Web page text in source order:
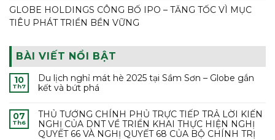
GLOBE HOLDINGS CÔNG BỐ IPO – TĂNG TỐC VÌ MỤC
TIÊU PHÁT TRIỂN BỀN VỮNG
BÀI VIẾT NỔI BẬT
10
Th7
Du lịch nghỉ mát hè 2025 tại Sầm Sơn – Globe gắn
kết và bứt phá
07
Th6
THỦ TƯỚNG CHÍNH PHỦ TRỰC TIẾP TRẢ LỜI KIẾN
NGHỊ CỦA DNT VỀ TRIỂN KHAI THỰC HIỆN NGHỊ
QUYẾT 66 VÀ NGHỊ QUYẾT 68 CỦA BỘ CHÍNH TRỊ